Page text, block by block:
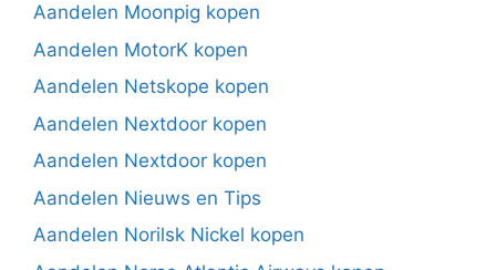
Aandelen Moonpig kopen
Aandelen MotorK kopen
Aandelen Netskope kopen
Aandelen Nextdoor kopen
Aandelen Nextdoor kopen
Aandelen Nieuws en Tips
Aandelen Norilsk Nickel kopen